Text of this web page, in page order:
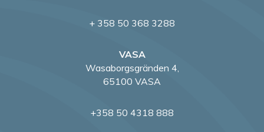
+ 358 50 368 3288
VASA
Wasaborgsgränden 4,
65100 VASA
+358 50 4318 888